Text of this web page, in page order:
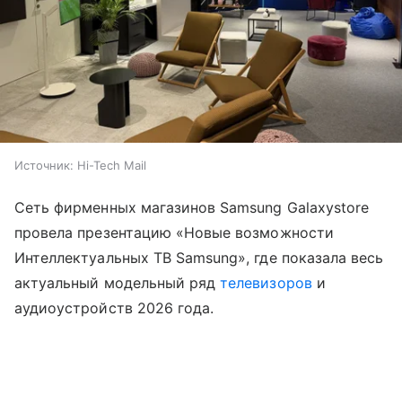
Источник: Hi-Tech Mail
Сеть фирменных магазинов Samsung Galaxystore
провела презентацию «Новые возможности
Интеллектуальных ТВ Samsung», где показала весь
актуальный модельный рядтелевизорови
аудиоустройств 2026 года.